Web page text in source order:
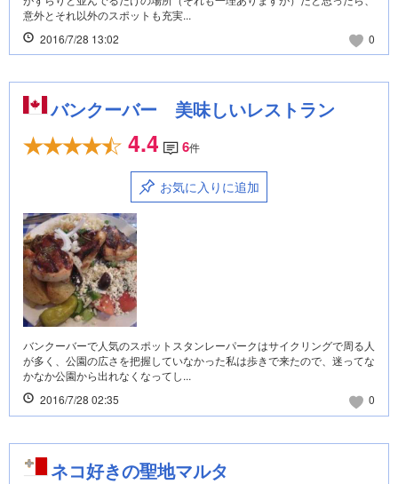
意外とそれ以外のスポットも充実...
2016/7/28 13:02
0
バンクーバー 美味しいレストラン
4.4 6件
お気に入りに追加
バンクーバーで人気のスポットスタンレーパークはサイクリングで周る人
が多く、公園の広さを把握していなかった私は歩きで来たので、迷ってな
かなか公園から出れなくなってし...
2016/7/28 02:35
0
ネコ好きの聖地マルタ